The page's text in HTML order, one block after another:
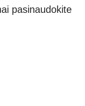
pasinaudokite